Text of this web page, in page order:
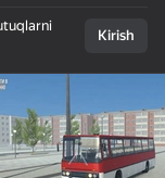
Kirish